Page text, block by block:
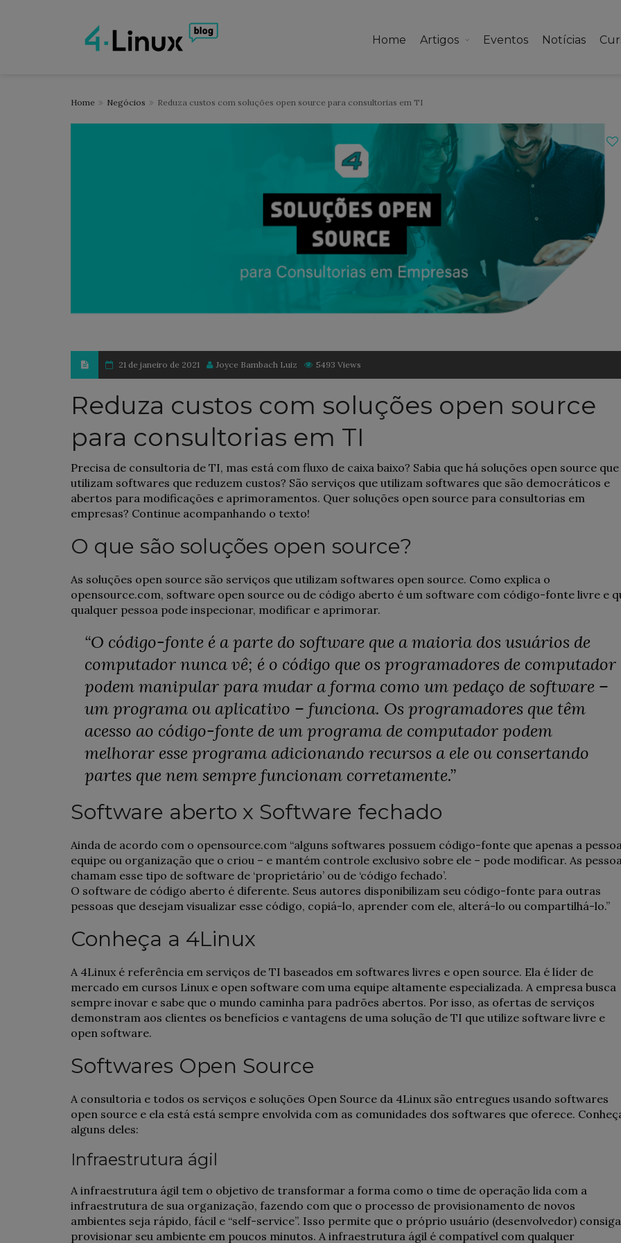
Home Artigos Eventos Notícias
Home Negócios Reduza custos com soluções open source para consultorias em TI
21 de janeiro de 2021 Joyce Bambach Luiz 5493 Views
Reduza custos com soluções open source
para consultorias em TI
Precisa de consultoria de TI, mas está com fluxo de caixa baixo? Sabia que há soluções open source que
utilizam softwares que reduzem custos? São serviços que utilizam softwares que são democráticos e
abertos para modificações e aprimoramentos. Quer soluções open source para consultorias em
empresas? Continue acompanhando o texto!
O que são soluções open source?
As soluções open source são serviços que utilizam softwares open source. Como explica o
opensource.com, software open source ou de código aberto é um software com código-fonte livre e
qualquer pessoa pode inspecionar, modificar e aprimorar.
“O código-fonte é a parte do software que a maioria dos usuários de
computador nunca vê; é o código que os programadores de computador
podem manipular para mudar a forma como um pedaço de software –
um programa ou aplicativo – funciona. Os programadores que têm
acesso ao código-fonte de um programa de computador podem
melhorar esse programa adicionando recursos a ele ou consertando
partes que nem sempre funcionam corretamente.”
Software aberto x Software fechado
Ainda de acordo com o opensource.com “alguns softwares possuem código-fonte que apenas a
equipe ou organização que o criou – e mantém controle exclusivo sobre ele – pode modificar. As
chamam esse tipo de software de ‘proprietário’ ou de ‘código fechado’.
O software de código aberto é diferente. Seus autores disponibilizam seu código-fonte para outras
pessoas que desejam visualizar esse código, copiá-lo, aprender com ele, alterá-lo ou compartilhá-lo.”
Conheça a 4Linux
A 4Linux é referência em serviços de TI baseados em softwares livres e open source. Ela é líder de
mercado em cursos Linux e open software com uma equipe altamente especializada. A empresa busca
sempre inovar e sabe que o mundo caminha para padrões abertos. Por isso, as ofertas de serviços
demonstram aos clientes os benefícios e vantagens de uma solução de TI que utilize software livre e
open software.
Softwares Open Source
A consultoria e todos os serviços e soluções Open Source da 4Linux são entregues usando softwares
open source e ela está está sempre envolvida com as comunidades dos softwares que oferece.
alguns deles:
Infraestrutura ágil
A infraestrutura ágil tem o objetivo de transformar a forma como o time de operação lida com a
infraestrutura de sua organização, fazendo com que o processo de provisionamento de novos
ambientes seja rápido, fácil e “self-service”. Isso permite que o próprio usuário (desenvolvedor) consiga
provisionar seu ambiente em poucos minutos. A infraestrutura ágil é compatível com qualquer